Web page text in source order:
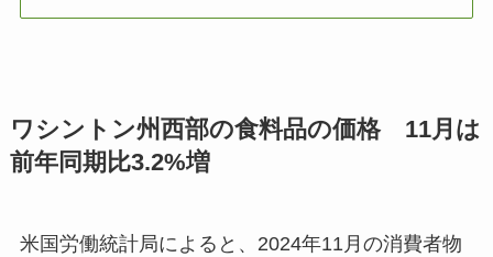
ワシントン州西部の食料品の価格 11月は
前年同期比3.2%増
米国労働統計局によると、2024年11月の消費者物